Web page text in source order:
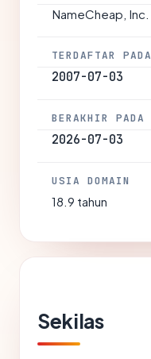
NameCheap, Inc.
TERDAFTAR PADA
2007-07-03
BERAKHIR PADA
2026-07-03
USIA DOMAIN
18.9 tahun
Sekilas